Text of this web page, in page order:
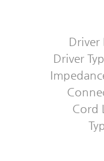
Driver
Driver
Cord